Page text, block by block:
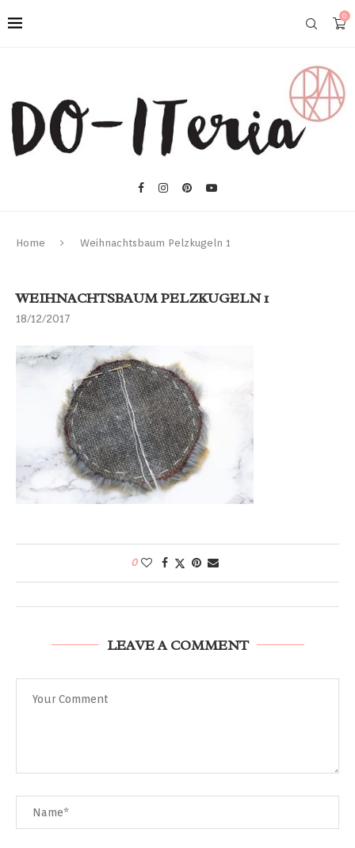
0
Home Weihnachtsbaum Pelzkugeln 1
WEIHNACHTSBAUM PELZKUGELN 1
18/12/2017
0
LEAVE A COMMENT